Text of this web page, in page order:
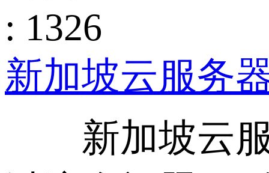
: 1326
新加坡云服务
新加坡云服